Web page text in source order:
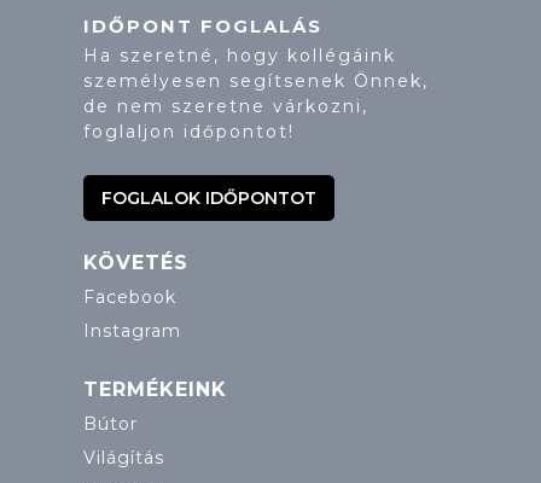
IDŐPONT FOGLALÁS
Ha szeretné, hogy kollégáink
személyesen segítsenek Önnek,
de nem szeretne várkozni,
foglaljon időpontot!
FOGLALOK IDŐPONTOT
KÖVETÉS
Facebook
Instagram
TERMÉKEINK
Bútor
Világítás